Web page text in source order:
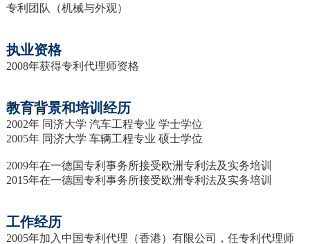
专利团队（机械与外观）
执业资格
2008年获得专利代理师资格
教育背景和培训经历
2002年 同济大学 汽车工程专业 学士学位
2005年 同济大学 车辆工程专业 硕士学位
2009年在一德国专利事务所接受欧洲专利法及实务培训
2015年在一德国专利事务所接受欧洲专利法及实务培训
工作经历
2005年加入中国专利代理（香港）有限公司，任专利代理师